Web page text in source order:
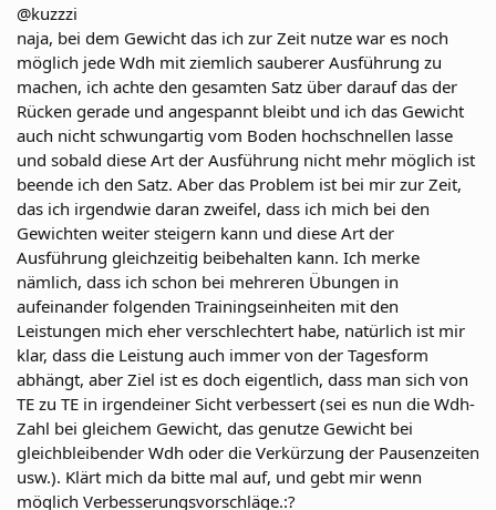
@kuzzzi
naja, bei dem Gewicht das ich zur Zeit nutze war es noch
möglich jede Wdh mit ziemlich sauberer Ausführung zu
machen, ich achte den gesamten Satz über darauf das der
Rücken gerade und angespannt bleibt und ich das Gewicht
auch nicht schwungartig vom Boden hochschnellen lasse
und sobald diese Art der Ausführung nicht mehr möglich ist
beende ich den Satz. Aber das Problem ist bei mir zur Zeit,
das ich irgendwie daran zweifel, dass ich mich bei den
Gewichten weiter steigern kann und diese Art der
Ausführung gleichzeitig beibehalten kann. Ich merke
nämlich, dass ich schon bei mehreren Übungen in
aufeinander folgenden Trainingseinheiten mit den
Leistungen mich eher verschlechtert habe, natürlich ist mir
klar, dass die Leistung auch immer von der Tagesform
abhängt, aber Ziel ist es doch eigentlich, dass man sich von
TE zu TE in irgendeiner Sicht verbessert (sei es nun die Wdh-
Zahl bei gleichem Gewicht, das genutze Gewicht bei
gleichbleibender Wdh oder die Verkürzung der Pausenzeiten
usw.). Klärt mich da bitte mal auf, und gebt mir wenn
möglich Verbesserungsvorschläge.:?